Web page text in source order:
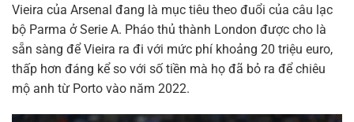
Vieira của Arsenal đang là mục tiêu theo đuổi của câu lạc
bộ Parma ở Serie A. Pháo thủ thành London được cho là
sẵn sàng để Vieira ra đi với mức phí khoảng 20 triệu euro,
thấp hơn đáng kể so với số tiền mà họ đã bỏ ra để chiêu
mộ anh từ Porto vào năm 2022.